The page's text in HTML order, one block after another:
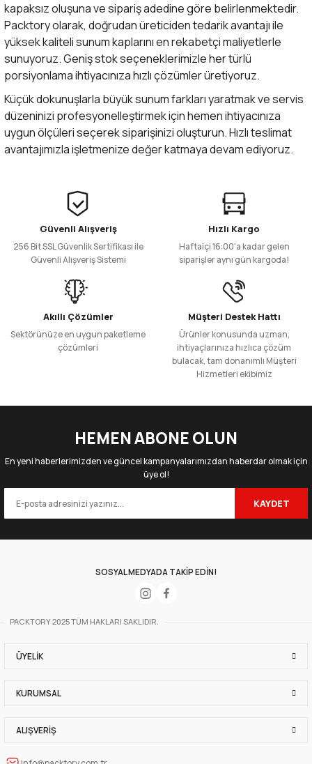
kapaksız oluşuna ve sipariş adedine göre belirlenmektedir.
Packtory olarak, doğrudan üreticiden tedarik avantajı ile
yüksek kaliteli sunum kaplarını en rekabetçi maliyetlerle
sunuyoruz. Geniş stok seçeneklerimizle her türlü
porsiyonlama ihtiyacınıza hızlı çözümler üretiyoruz.
Küçük dokunuşlarla büyük sunum farkları yaratmak ve servis
düzeninizi profesyonelleştirmek için hemen ihtiyacınıza
uygun ölçüleri seçerek siparişinizi oluşturun. Hızlı teslimat
avantajımızla işletmenize değer katmaya devam ediyoruz.
Güvenli Alışveriş
256 Bit SSL Güvenlik Sertifikası ile
Güvenli Alışveriş Sistemi
Hızlı Kargo
Haftaiçi 16:00'a kadar gelen
siparişler aynı gün kargoda!
Akıllı Çözümler
Sektörünüze en uygun paketleme
çözümleri
Müşteri Destek Hattı
Ürünler konusunda uzman,
ihtiyaçlarınıza hızlıca çözüm
bulacak, tam donanımlı Müşteri
Hizmetleri ekibimiz
HEMEN ABONE OLUN
En yeni haberlerimizden ve güncel kampanyalarımızdan haberdar olmak için
üye ol!
KAYDET
SOSYAL MEDYADA TAKİP EDİN!
PACKTORY 2025 TÜM HAKLARI SAKLIDIR.
ÜYELIK
KURUMSAL
ALIŞVERIŞ